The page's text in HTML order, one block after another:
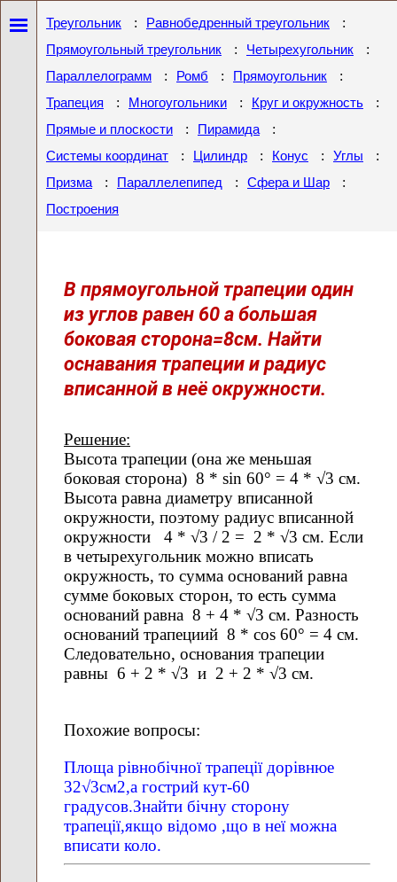
Треугольник : Равнобедренный треугольник :
Прямоугольный треугольник : Четырехугольник :
Параллелограмм : Ромб : Прямоугольник :
Трапеция : Многоугольники : Круг и окружность :
Прямые и плоскости : Пирамида :
Системы координат : Цилиндр : Конус : Углы :
Призма : Параллелепипед : Сфера и Шар :
Построения
В прямоугольной трапеции один
из углов равен 60 а большая
боковая сторона=8см. Найти
оснавания трапеции и радиус
вписанной в неё окружности.
Решение:
Высота трапеции (она же меньшая
боковая сторона) 8 * sin 60° = 4 * √3 см.
Высота равна диаметру вписанной
окружности, поэтому радиус вписанной
окружности 4 * √3 / 2 = 2 * √3 см. Если
в четырехугольник можно вписать
окружность, то сумма оснований равна
сумме боковых сторон, то есть сумма
оснований равна 8 + 4 * √3 см. Разность
оснований трапециий 8 * cos 60° = 4 см.
Следовательно, основания трапеции
равны 6 + 2 * √3 и 2 + 2 * √3 см.
Похожие вопросы:
Площа рівнобічної трапеції дорівнюе
32√3см2,а гострий кут-60
градусов.Знайти бічну сторону
трапеції,якщо відомо ,що в неї можна
вписати коло.